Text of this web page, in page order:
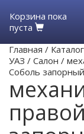
Корзина пока
пуста
Главная / Каталог
УАЗ / Салон /
Соболь